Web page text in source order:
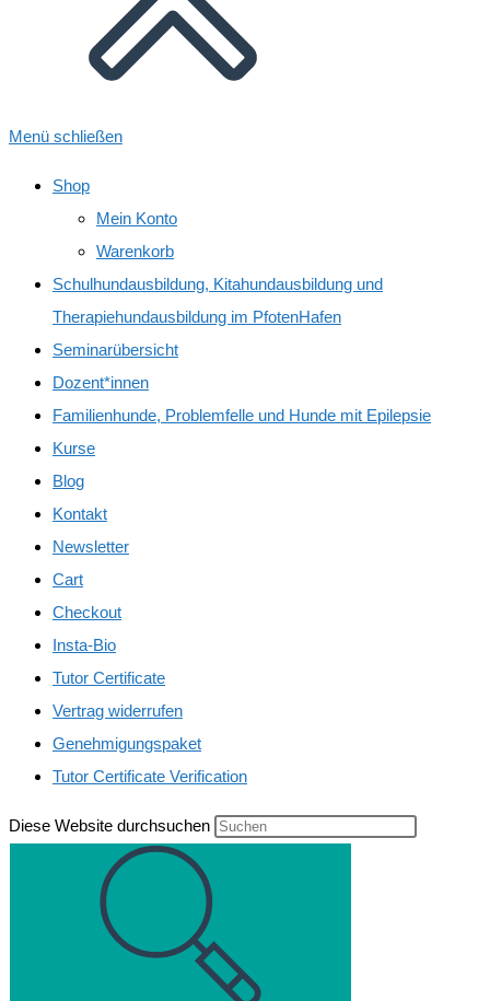
Menü schließen
Shop
Mein Konto
Warenkorb
Schulhundausbildung, Kitahundausbildung und
Therapiehundausbildung im PfotenHafen
Seminarübersicht
Dozent*innen
Familienhunde, Problemfelle und Hunde mit Epilepsie
Kurse
Blog
Kontakt
Newsletter
Cart
Checkout
Insta-Bio
Tutor Certificate
Vertrag widerrufen
Genehmigungspaket
Tutor Certificate Verification
Diese Website durchsuchen